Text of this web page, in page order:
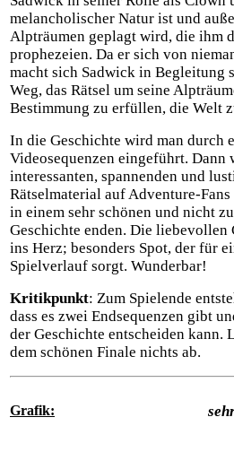
melancholischer Natur ist und
Alpträumen geplagt wird, die ihm
prophezeien. Da er sich von
macht sich Sadwick in Begleitung
Weg, das Rätsel um seine
Bestimmung zu erfüllen, die Welt
In die Geschichte wird man durch
Videosequenzen eingeführt.
interessanten, spannenden und
Rätselmaterial auf Adventure-
in einem sehr schönen und nicht
Geschichte enden. Die
ins Herz; besonders Spot, der für
Spielverlauf sorgt. Wunderbar!
Kritikpunkt: Zum Spielende
dass es zwei Endsequenzen gibt
der Geschichte entscheiden kann.
dem schönen Finale nichts ab.
Grafik: